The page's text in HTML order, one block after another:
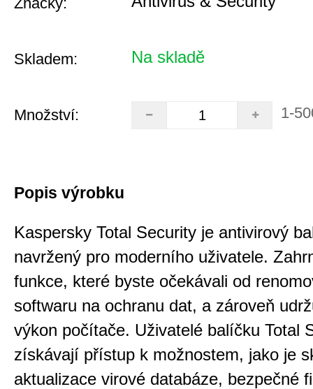
Skladem: Na skladě
Množství: 1-
Popis výrobku
Kaspersky Total Security je antivirový
navržený pro moderního uživatele.
funkce, které byste očekávali od
softwaru na ochranu dat, a zároveň
výkon počítače. Uživatelé balíčku Total
získávají přístup k možnostem, jako je
aktualizace virové databáze, bezpečné